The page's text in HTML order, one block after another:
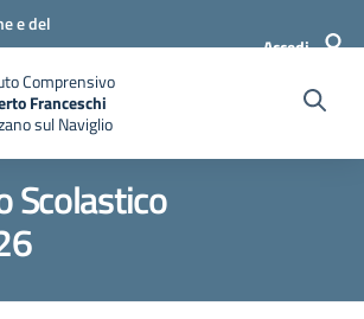
e del
Accedi
Comprensivo
Franceschi
sul Naviglio
Scolastico